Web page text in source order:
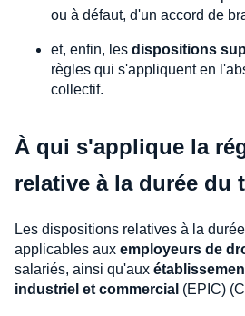
ou à défaut, d'un accord de
et, enfin, les dispositions
règles qui s'appliquent en
collectif.
À qui s'applique la
relative à la durée du
Les dispositions relatives à la
applicables aux employeurs de
salariés, ainsi qu'aux
industriel et commercial (EPIC)